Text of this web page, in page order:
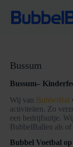
naar
Bussum
Bussum–
Wij van BubbelBal
activiteiten. Zo
een bedrijfsuitje.
BubbelBallen als
Bubbel Voetbal